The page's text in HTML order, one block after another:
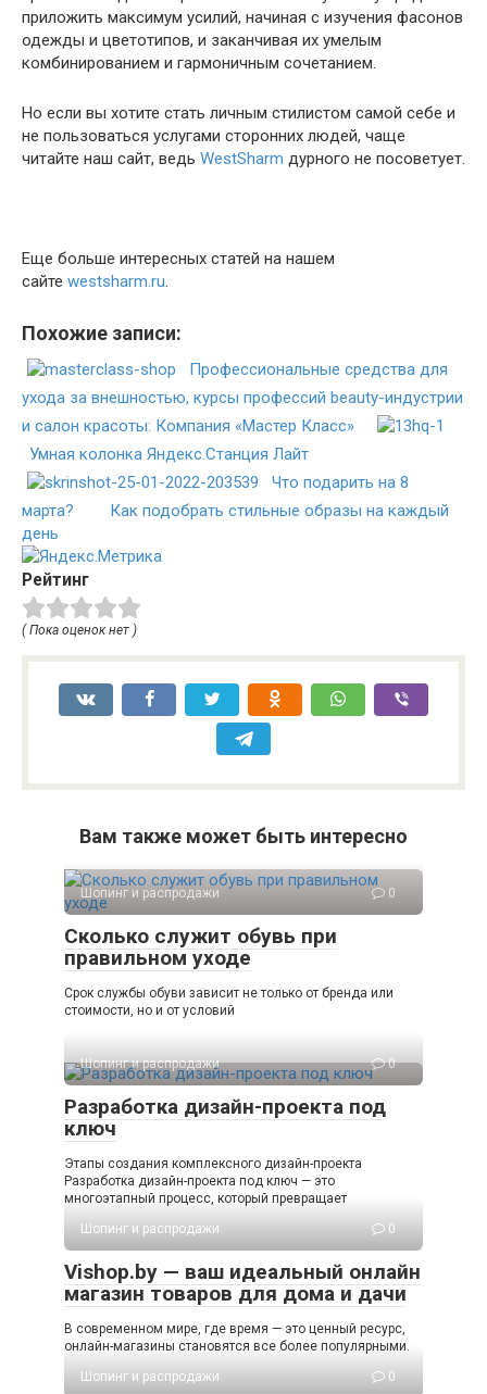
приложить максимум усилий, начиная с изучения фасонов
одежды и цветотипов, и заканчивая их умелым
комбинированием и гармоничным сочетанием.
Но если вы хотите стать личным стилистом самой себе и
не пользоваться услугами сторонних людей, чаще
читайте наш сайт, ведь WestSharm дурного не посоветует.
Еще больше интересных статей на нашем
сайте westsharm.ru
Похожие записи:
Профессиональные средства для
ухода за внешностью, курсы профессий beauty-индустрии
и салон красоты: Компания «Мастер Класс»
Умная колонка Яндекс.Станция Лайт
Что подарить на 8
марта?
Как подобрать стильные образы на каждый
день
Рейтинг
( Пока оценок нет )
Вам также может быть интересно
Шопинг и распродажи 0
Сколько служит обувь при
правильном уходе
Срок службы обуви зависит не только от бренда или
стоимости, но и от условий
Шопинг и распродажи 0
Разработка дизайн-проекта под
ключ
Этапы создания комплексного дизайн-проекта
Разработка дизайн-проекта под ключ — это
многоэтапный процесс, который превращает
Шопинг и распродажи
0
Vishop.by — ваш идеальный онлайн
магазин товаров для дома и дачи
В современном мире, где время — это ценный ресурс,
онлайн-магазины становятся все более популярными.
Шопинг и распродажи
0